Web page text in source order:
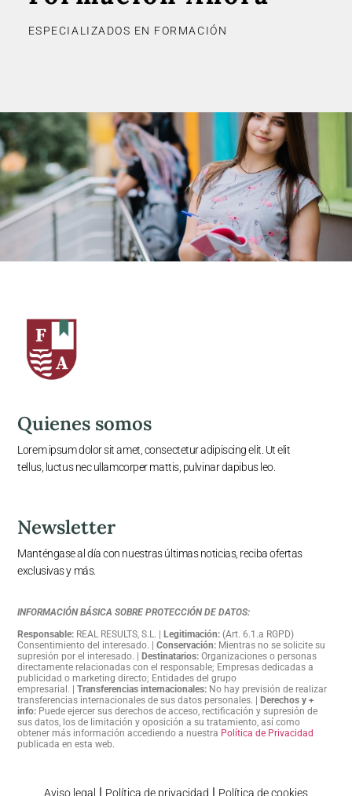
ESPECIALIZADOS EN FORMACIÓN
Quienes somos
Lorem ipsum dolor sit amet, consectetur adipiscing elit. Ut elit
tellus, luctus nec ullamcorper mattis, pulvinar dapibus leo.
Newsletter
Manténgase al día con nuestras últimas noticias, reciba ofertas
exclusivas y más.
INFORMACIÓN BÁSICA SOBRE PROTECCIÓN DE DATOS:
Responsable: REAL RESULTS, S.L. | Legitimación: (Art. 6.1.a RGPD)
Consentimiento del interesado. |Conservación: Mientras no se solicite su
supresión por el interesado. | Destinatarios: Organizaciones o personas
directamente relacionadas con el responsable; Empresas dedicadas a
publicidad o marketing directo; Entidades del grupo
empresarial. |Transferencias internacionales: No hay previsión de realizar
transferencias internacionales de sus datos personales.
Derechos y +
info: Puede ejercer sus derechos de acceso, rectificación y supresión de
sus datos, los de limitación y oposición a su tratamiento, así como
obtener más información accediendo a nuestra Política de Privacidad
publicada en esta web.
Aviso legal | Política de privacidad | Política de cookies